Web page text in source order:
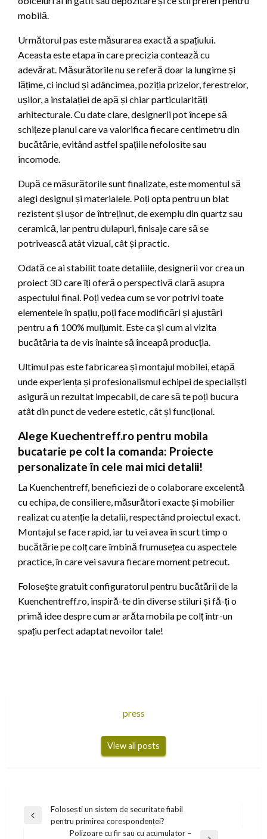
mobilă.
Următorul pas este măsurarea exactă a spațiului.
Aceasta este etapa în care precizia contează cu
adevărat. Măsurătorile nu se referă doar la lungime și
lățime, ci includ și adâncimea, poziția prizelor, ferestrelor,
ușilor, a instalației de apă și chiar particularități
arhitecturale. Cu date clare, designerii pot începe să
schițeze planul care va valorifica fiecare centimetru din
bucătărie, evitând astfel spațiile nefolosite sau
incomode.
După ce măsurătorile sunt finalizate, este momentul să
alegi designul și materialele. Poți opta pentru un blat
rezistent și ușor de întreținut, de exemplu din quartz sau
ceramică, iar pentru dulapuri, finisaje care să se
potrivească atât vizual, cât și practic.
Odată ce ai stabilit toate detaliile, designerii vor crea un
proiect 3D care îți oferă o perspectivă clară asupra
aspectului final. Poți vedea cum se vor potrivi toate
elementele în spațiu, poți face modificări și ajustări
pentru a fi 100% mulțumit. Este ca și cum ai vizita
bucătăria ta de vis înainte să înceapă producția.
Ultimul pas este fabricarea și montajul mobilei, etapă
unde experiența și profesionalismul echipei de specialiști
asigură un rezultat impecabil, de care să te poți bucura
atât din punct de vedere estetic, cât și funcțional.
Alege Kuechentreff.ro pentru mobila
bucatarie pe colt la comanda: Proiecte
personalizate în cele mai mici detalii!
La Kuenchentreff, beneficiezi de o colaborare excelentă
cu echipa, de consiliere, măsurători exacte și mobilier
realizat cu atenție la detalii, respectând proiectul exact.
Montajul se face rapid, iar tu vei avea în scurt timp o
bucătărie pe colț care îmbină frumusețea cu aspectele
practice, în care vei savura fiecare moment petrecut.
Folosește gratuit configuratorul pentru bucătării de la
Kuenchentreff.ro, inspiră-te din diverse stiluri și fă-ți o
primă idee despre cum ar arăta mobila pe colț într-un
spațiu perfect adaptat nevoilor tale!
press
View all posts
Navigare
Previous
Folosești un sistem de securitate fiabil
pentru primirea corespondenței?
Polizoare cu fir sau cu acumulator –